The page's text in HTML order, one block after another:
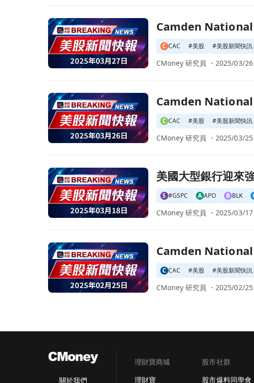
前往Camden National 宣佈發售普通股及債務證券，市場
Camden National
C CAC #美股 #美股新聞快訊
CMoney 研究員 ・2025/03/
前往Camden National 宣佈每股 $0.42 股息，持續穩定
Camden National
C CAC #美股 #美股新聞快訊
CMoney 研究員 ・2025/03/
前往美國大型銀行迎來強勁反彈，專家看好未來增長潛力
美國大型銀行迎來
S #GSPC A APO B BLK
CMoney 研究員 ・2025/03/17
前往Camden National 宣佈每股 $0.42 股息，投資者持續
Camden National
C CAC #美股 #美股新聞快訊
CMoney 研究員 ・2025/02/
關於我們
理財寶商城
理財寶
股市社群
股市爆料同學會